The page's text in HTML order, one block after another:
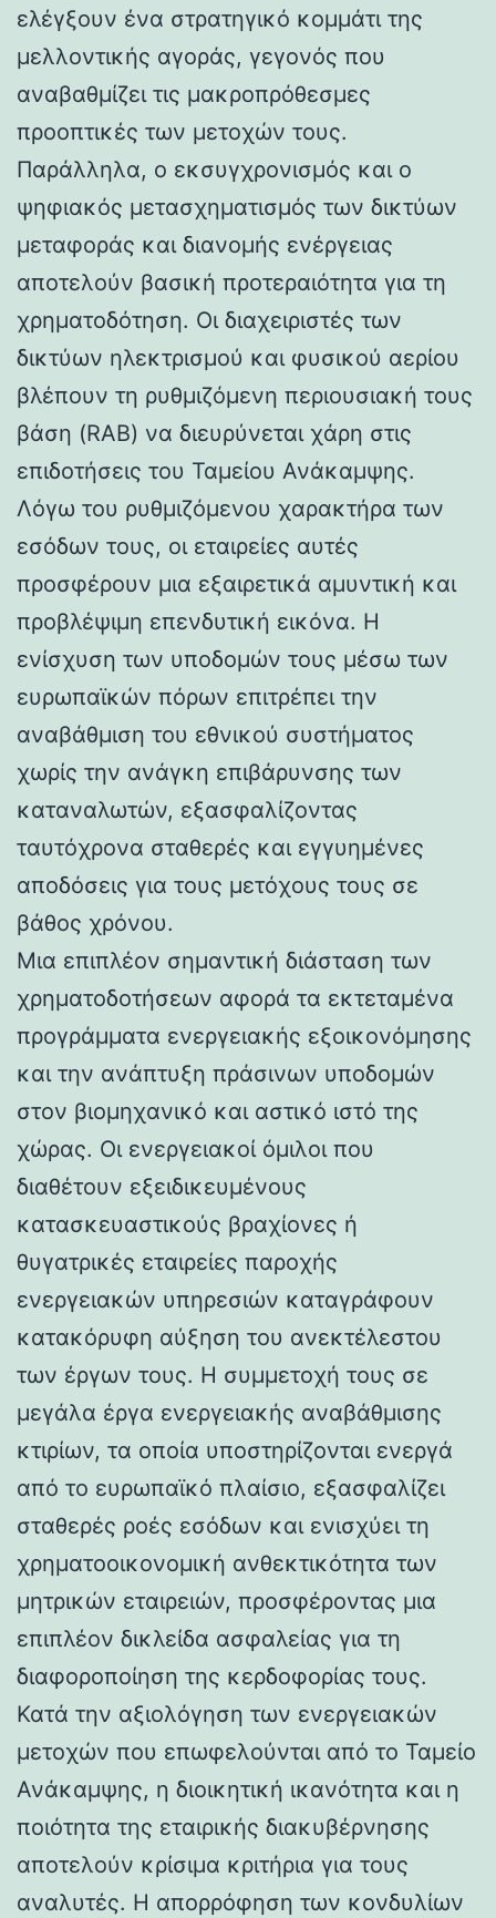
ελέγξουν ένα στρατηγικό κομμάτι της
μελλοντικής αγοράς, γεγονός που
αναβαθμίζει τις μακροπρόθεσμες
προοπτικές των μετοχών τους.
Παράλληλα, ο εκσυγχρονισμός και ο
ψηφιακός μετασχηματισμός των δικτύων
μεταφοράς και διανομής ενέργειας
αποτελούν βασική προτεραιότητα για τη
χρηματοδότηση. Οι διαχειριστές των
δικτύων ηλεκτρισμού και φυσικού αερίου
βλέπουν τη ρυθμιζόμενη περιουσιακή τους
βάση (RAB) να διευρύνεται χάρη στις
επιδοτήσεις του Ταμείου Ανάκαμψης.
Λόγω του ρυθμιζόμενου χαρακτήρα των
εσόδων τους, οι εταιρείες αυτές
προσφέρουν μια εξαιρετικά αμυντική και
προβλέψιμη επενδυτική εικόνα. Η
ενίσχυση των υποδομών τους μέσω των
ευρωπαϊκών πόρων επιτρέπει την
αναβάθμιση του εθνικού συστήματος
χωρίς την ανάγκη επιβάρυνσης των
καταναλωτών, εξασφαλίζοντας
ταυτόχρονα σταθερές και εγγυημένες
αποδόσεις για τους μετόχους τους σε
βάθος χρόνου.
Μια επιπλέον σημαντική διάσταση των
χρηματοδοτήσεων αφορά τα εκτεταμένα
προγράμματα ενεργειακής εξοικονόμησης
και την ανάπτυξη πράσινων υποδομών
στον βιομηχανικό και αστικό ιστό της
χώρας. Οι ενεργειακοί όμιλοι που
διαθέτουν εξειδικευμένους
κατασκευαστικούς βραχίονες ή
θυγατρικές εταιρείες παροχής
ενεργειακών υπηρεσιών καταγράφουν
κατακόρυφη αύξηση του ανεκτέλεστου
των έργων τους. Η συμμετοχή τους σε
μεγάλα έργα ενεργειακής αναβάθμισης
κτιρίων, τα οποία υποστηρίζονται ενεργά
από το ευρωπαϊκό πλαίσιο, εξασφαλίζει
σταθερές ροές εσόδων και ενισχύει τη
χρηματοοικονομική ανθεκτικότητα των
μητρικών εταιρειών, προσφέροντας μια
επιπλέον δικλείδα ασφαλείας για τη
διαφοροποίηση της κερδοφορίας τους.
Κατά την αξιολόγηση των ενεργειακών
μετοχών που επωφελούνται από το Ταμείο
Ανάκαμψης, η διοικητική ικανότητα και η
ποιότητα της εταιρικής διακυβέρνησης
αποτελούν κρίσιμα κριτήρια για τους
αναλυτές. Η απορρόφηση των κονδυλίων